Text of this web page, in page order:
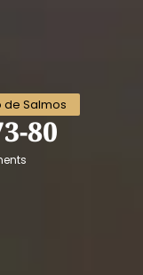
de Salmos
80